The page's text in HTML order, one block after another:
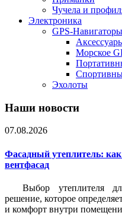
Чучела и
Электроника
GPS-Навигаторы
Морское
Эхолоты
Наши новости
07.08.2026
Фасадный утеплитель:
вентфасад
Выбор утеплителя
решение, которое
и комфорт внутри